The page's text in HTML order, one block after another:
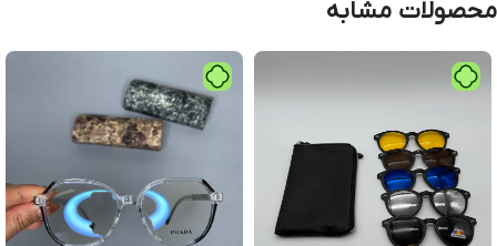
محصولات مشابه